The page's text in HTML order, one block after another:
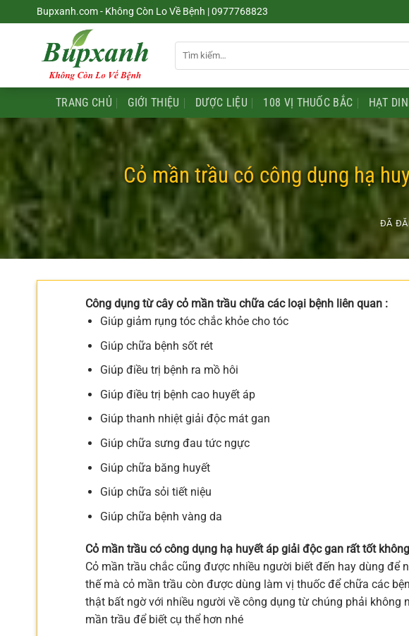
đến
Bupxanh.com - Không Còn Lo Về Bệnh | 0977768823
kiếm:
TRANG CHỦ GIỚI THIỆU DƯỢC LIỆU 108 VỊ THUỐC BẮC HẠT
Cỏ mần trầu có công dụng hạ
ĐÃ
Công dụng từ cây cỏ mần trầu chữa các loại bệnh liên quan :
Giúp giảm rụng tóc chắc khỏe cho tóc
Giúp chữa bệnh sốt rét
Giúp điều trị bệnh ra mồ hôi
Giúp điều trị bệnh cao huyết áp
Giúp thanh nhiệt giải độc mát gan
Giúp chữa sưng đau tức ngực
Giúp chữa băng huyết
Giúp chữa sỏi tiết niệu
Giúp chữa bệnh vàng da
Cỏ mần trầu có công dụng hạ huyết áp giải độc gan rất tốt
Cỏ mần trầu chắc cũng được nhiều người biết đến hay dùng
thế mà cỏ mần trầu còn được dùng làm vị thuốc để chữa các
thật bất ngờ với nhiều người về công dụng từ chúng phải không
mần trầu để biết cụ thể hơn nhé